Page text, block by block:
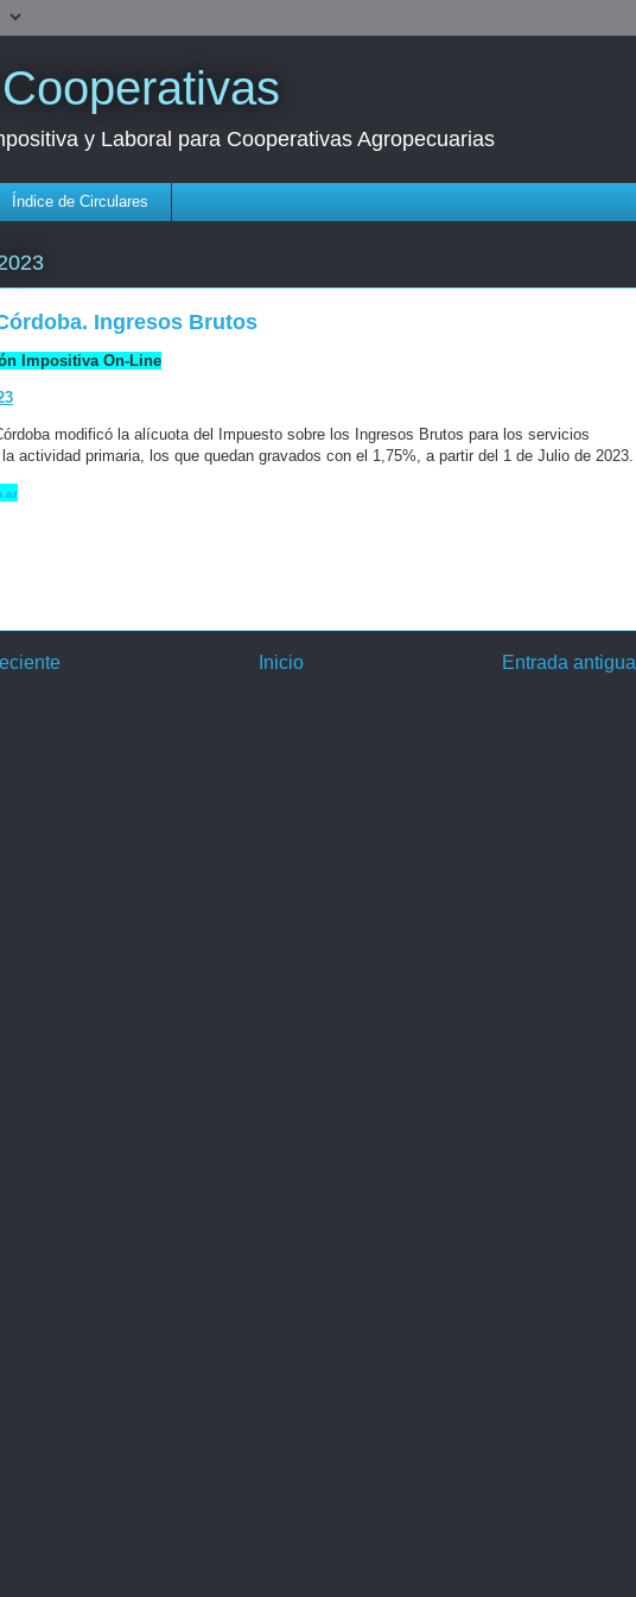
y Laboral para Cooperativas Agropecuarias
Índice de Circulares
Ingresos Brutos
Impositiva On-Line
modificó la alícuota del Impuesto sobre los Ingresos Brutos para los servicios
actividad primaria, los que quedan gravados con el 1,75%, a partir del 1 de Julio de 2023.
Entrada antigua
Inicio